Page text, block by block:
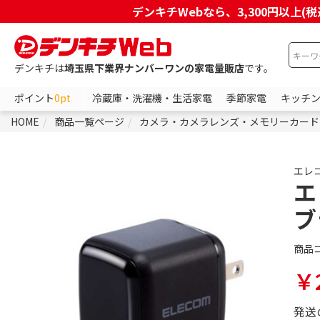
デンキチWebなら、3,300円以上(
デンキチは埼玉県下業界ナンバーワンの家電量販店です。
ポイント0pt 冷蔵庫・洗濯機・生活家電 季節家電
キッチ
HOME
商品一覧ページ カメラ・カメラレンズ・メモリーカード
エレ
商品
発送